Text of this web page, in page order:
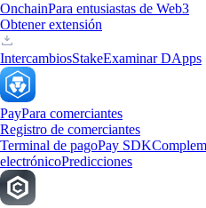
OnchainPara entusiastas de Web3
Obtener extensión
IntercambiosStakeExaminar DApps
PayPara comerciantes
Registro de comerciantes
Terminal de pagoPay SDK
electrónicoPredicciones